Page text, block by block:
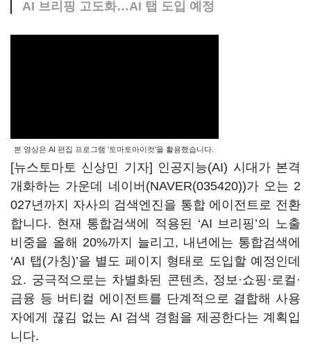
AI 브리핑 고도화…AI 탭 도입 예정
본 영상은 AI 편집 프로그램 '토마토아이컷'을 활용했습니다.
[뉴스토마토 신상민 기자] 인공지능(AI) 시대가 본격
개화하는 가운데 네이버(NAVER(035420))가 오는 2
027년까지 자사의 검색엔진을 통합 에이전트로 전환
합니다. 현재 통합검색에 적용된 ‘AI 브리핑’의 노출
비중을 올해 20%까지 늘리고, 내년에는 통합검색에
‘AI 탭(가칭)’을 별도 페이지 형태로 도입할 예정인데
요. 궁극적으로는 차별화된 콘텐츠, 정보·쇼핑·로컬·
금융 등 버티컬 에이전트를 단계적으로 결합해 사용
자에게 끊김 없는 AI 검색 경험을 제공한다는 계획입
니다.